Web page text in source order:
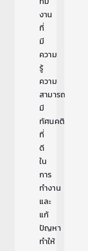
งาน
ที่
มี
ความ
รู้
ความ
สามารถ
มี
ทัศนคติ
ที่
ดี
ใน
การ
ทำงาน
และ
แก้
ปัญหา
ทำให้